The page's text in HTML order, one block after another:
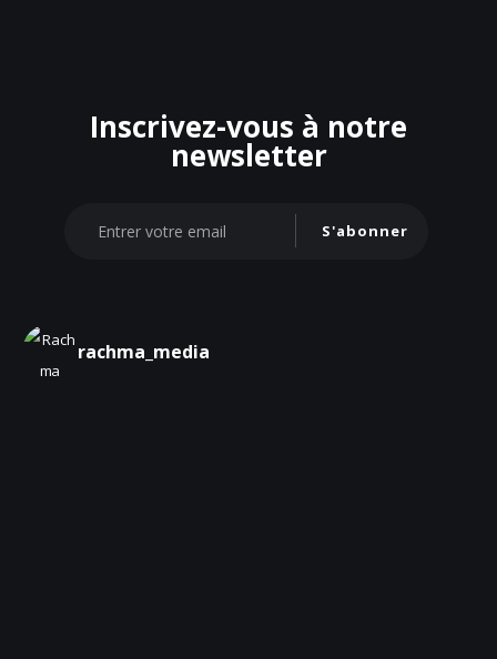
Inscrivez-vous à notre
newsletter
S'abonner
rachma_media